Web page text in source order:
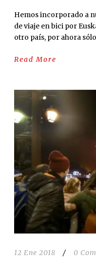
Hemos incorporado a
de viaje en bici por
otro país, por ahora
Read More
12 Ene 2018 / 0